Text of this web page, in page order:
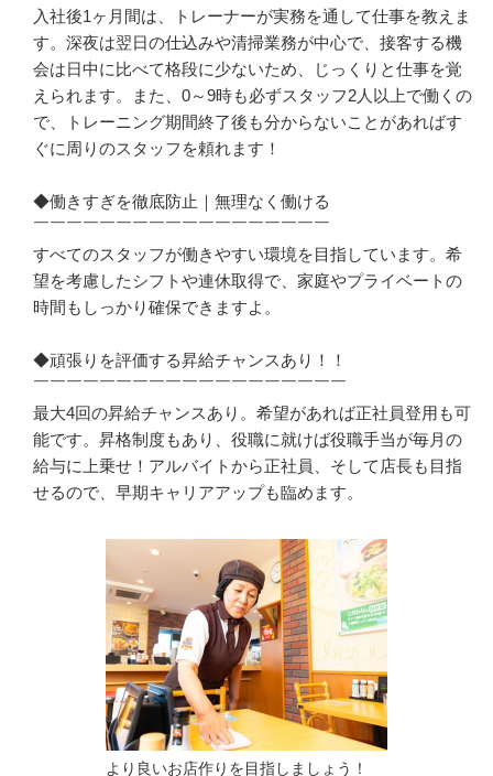
入社後1ヶ月間は、トレーナーが実務を通して仕事を教えま
す。深夜は翌日の仕込みや清掃業務が中心で、接客する機
会は日中に比べて格段に少ないため、じっくりと仕事を覚
えられます。また、0～9時も必ずスタッフ2人以上で働くの
で、トレーニング期間終了後も分からないことがあればす
ぐに周りのスタッフを頼れます！
◆働きすぎを徹底防止｜無理なく働ける
￣￣￣￣￣￣￣￣￣￣￣￣￣￣￣￣￣￣
すべてのスタッフが働きやすい環境を目指しています。希
望を考慮したシフトや連休取得で、家庭やプライベートの
時間もしっかり確保できますよ。
◆頑張りを評価する昇給チャンスあり！！
￣￣￣￣￣￣￣￣￣￣￣￣￣￣￣￣￣￣￣
最大4回の昇給チャンスあり。希望があれば正社員登用も可
能です。昇格制度もあり、役職に就けば役職手当が毎月の
給与に上乗せ！アルバイトから正社員、そして店長も目指
せるので、早期キャリアアップも臨めます。
より良いお店作りを目指しましょう！